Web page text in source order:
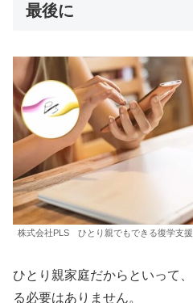
最後に
株式会社PLS ひとり親でもできる復学支援
ひとり親家庭だからといって
る必要はありません。